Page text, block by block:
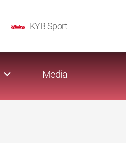
KYB Sport
Media